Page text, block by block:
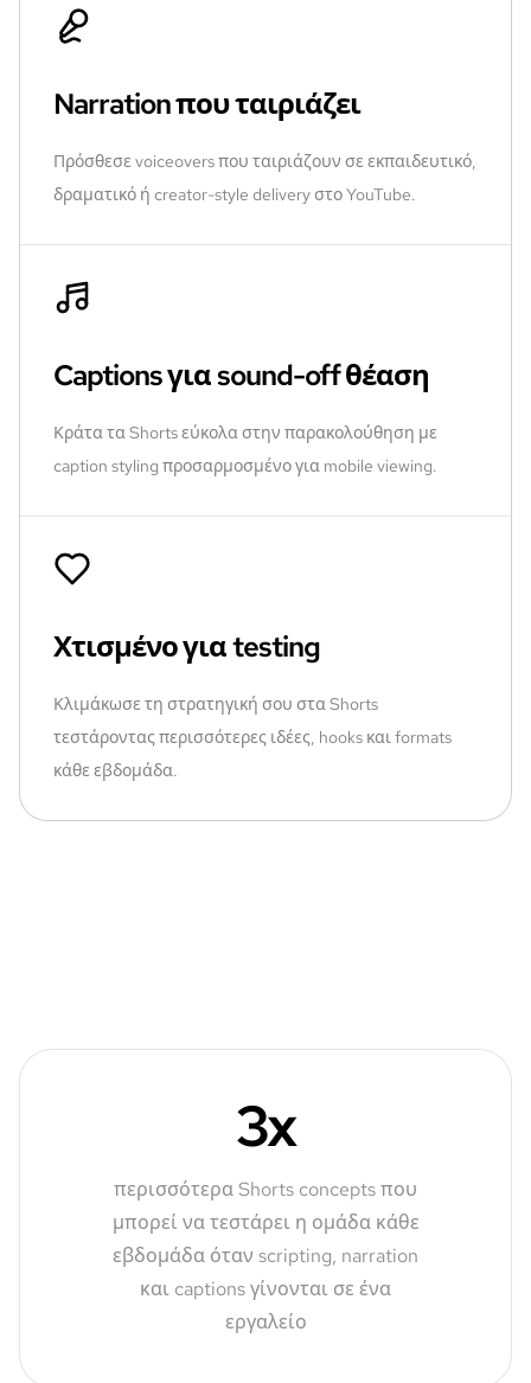
Narration που ταιριάζει
Πρόσθεσε voiceovers που ταιριάζουν σε εκπαιδευτικό,
δραματικό ή creator-style delivery στο YouTube.
Captions για sound-off θέαση
Κράτα τα Shorts εύκολα στην παρακολούθηση με
caption styling προσαρμοσμένο για mobile viewing.
Χτισμένο για testing
Κλιμάκωσε τη στρατηγική σου στα Shorts
τεστάροντας περισσότερες ιδέες, hooks και formats
κάθε εβδομάδα.
3x
περισσότερα Shorts concepts που
μπορεί να τεστάρει η ομάδα κάθε
εβδομάδα όταν scripting, narration
και captions γίνονται σε ένα
εργαλείο